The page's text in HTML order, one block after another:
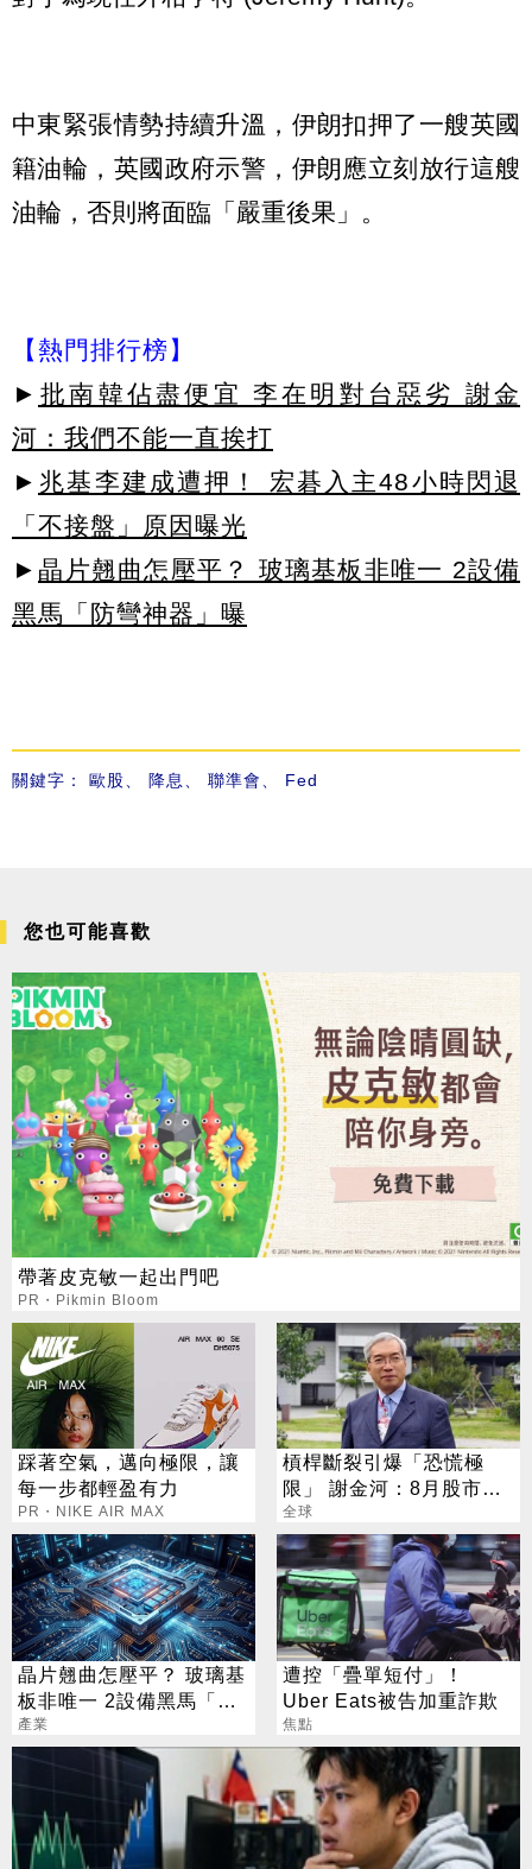
中東緊張情勢持續升溫，伊朗扣押了一艘英國
籍油輪，英國政府示警，伊朗應立刻放行這艘
油輪，否則將面臨「嚴重後果」。
【熱門排行榜】
► 批南韓佔盡便宜 李在明對台惡劣 謝金
河：我們不能一直挨打
► 兆基李建成遭押！ 宏碁入主48小時閃退
「不接盤」原因曝光
► 晶片翹曲怎壓平？ 玻璃基板非唯一 2設備
黑馬「防彎神器」曝
關鍵字： 歐股 降息 聯準會 Fed
您也可能喜歡
帶著皮克敏一起出門吧
PR・Pikmin Bloom
踩著空氣，邁向極限，讓
每一步都輕盈有力
PR・NIKE AIR MAX
槓桿斷裂引爆「恐慌極
限」 謝金河：8月股市得
看「這2檔」
全球
晶片翹曲怎壓平？ 玻璃基
板非唯一 2設備黑馬「防
彎神器」曝
產業
遭控「疊單短付」！
Uber Eats被告加重詐欺
焦點